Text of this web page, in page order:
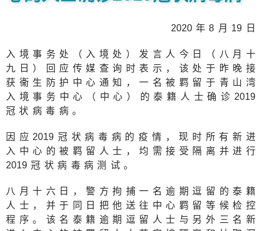
2020年8月 19日
入境事务处（入境处）发言人今日（八月十
九日）回应传媒查询时表示，该处于昨晚接
获衞生防护中心通知，一名被羁留于青山湾
入境事务中心（中心）的泰籍人士确诊 2019
冠状病毒病。
因应 2019冠状病毒病的疫情，现时所有新进
入中心的被羁留人士，均需接受隔离并进行
2019冠状病毒病测试。
八月十六日，警方拘捕一名逾期逗留的泰籍
人士，并于同日把他送往中心羁留等候检控
程序。该名泰籍逾期逗留人士与另外三名新